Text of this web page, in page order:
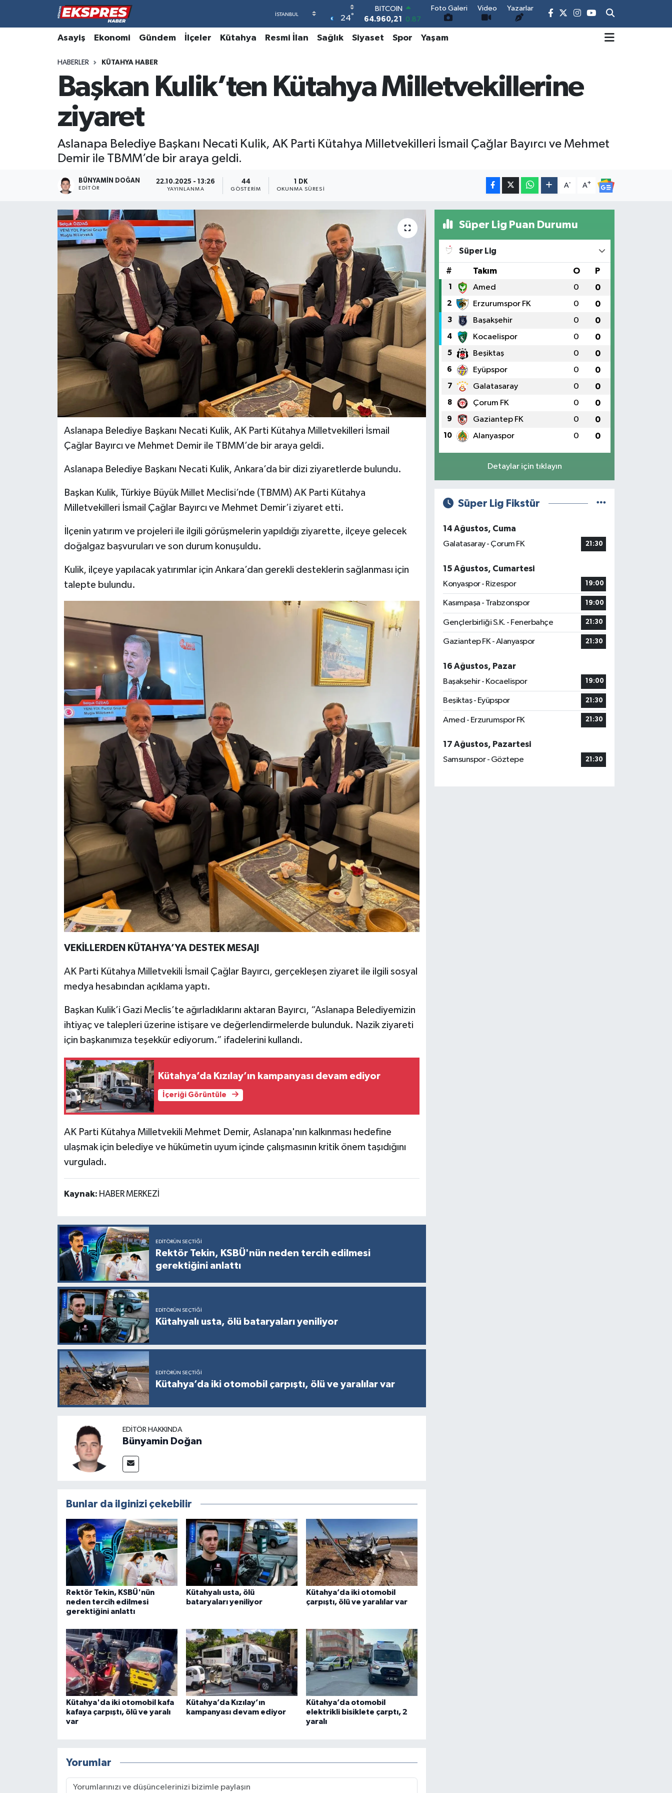
24°
DOLAR
47,7436
0.18
EURO
GRAM ALTIN
6660.55
0.03
BİST100
Foto Galeri Video Yazarlar
Asayiş Ekonomi Gündem İlçeler Kütahya Resmi İlan Sağlık Siyaset Spor Yaşam
HABERLER KÜTAHYA HABER
Başkan Kulik’ten Kütahya Milletvekillerine
ziyaret
Aslanapa Belediye Başkanı Necati Kulik, AK Parti Kütahya Milletvekilleri İsmail Çağlar Bayırcı ve Mehmet
Demir ile TBMM’de bir araya geldi.
BÜNYAMIN DOĞAN
EDITÖR
22.10.2025 - 13:26
YAYINLANMA
44
GÖSTERIM
1 DK
OKUNMA SÜRESI
A- A+
Aslanapa Belediye Başkanı Necati Kulik, AK Parti Kütahya Milletvekilleri İsmail
Çağlar Bayırcı ve Mehmet Demir ile TBMM’de bir araya geldi.
Aslanapa Belediye Başkanı Necati Kulik, Ankara’da bir dizi ziyaretlerde bulundu.
Başkan Kulik, Türkiye Büyük Millet Meclisi’nde (TBMM) AK Parti Kütahya
Milletvekilleri İsmail Çağlar Bayırcı ve Mehmet Demir’i ziyaret etti.
İlçenin yatırım ve projeleri ile ilgili görüşmelerin yapıldığı ziyarette, ilçeye gelecek
doğalgaz başvuruları ve son durum konuşuldu.
Kulik, ilçeye yapılacak yatırımlar için Ankara’dan gerekli desteklerin sağlanması için
talepte bulundu.
VEKİLLERDEN KÜTAHYA’YA DESTEK MESAJI
AK Parti Kütahya Milletvekili İsmail Çağlar Bayırcı, gerçekleşen ziyaret ile ilgili sosyal
medya hesabından açıklama yaptı.
Başkan Kulik’i Gazi Meclis’te ağırladıklarını aktaran Bayırcı, “Aslanapa Belediyemizin
ihtiyaç ve talepleri üzerine istişare ve değerlendirmelerde bulunduk. Nazik ziyareti
için başkanımıza teşekkür ediyorum.” ifadelerini kullandı.
Kütahya’da Kızılay’ın kampanyası devam ediyor
İçeriği Görüntüle
AK Parti Kütahya Milletvekili Mehmet Demir, Aslanapa'nın kalkınması hedefine
ulaşmak için belediye ve hükümetin uyum içinde çalışmasının kritik önem taşıdığını
vurguladı.
Kaynak: HABER MERKEZİ
EDITÖRÜN SEÇTIĞI
Rektör Tekin, KSBÜ'nün neden tercih edilmesi
gerektiğini anlattı
EDITÖRÜN SEÇTIĞI
Kütahyalı usta, ölü bataryaları yeniliyor
EDITÖRÜN SEÇTIĞI
Kütahya’da iki otomobil çarpıştı, ölü ve yaralılar var
EDITÖR HAKKINDA
Bünyamin Doğan
Bunlar da ilginizi çekebilir
Rektör Tekin, KSBÜ'nün
neden tercih edilmesi
gerektiğini anlattı
Kütahyalı usta, ölü
bataryaları yeniliyor
Kütahya’da iki otomobil
çarpıştı, ölü ve yaralılar var
Kütahya'da iki otomobil kafa
kafaya çarpıştı, ölü ve yaralı
var
Kütahya’da Kızılay’ın
kampanyası devam ediyor
Kütahya’da otomobil
elektrikli bisiklete çarptı, 2
yaralı
Yorumlar
Süper Lig Puan Durumu
Süper Lig
# Takım O P
1 Amed 0 0
2 Erzurumspor FK 0 0
3 Başakşehir 0 0
4 Kocaelispor 0 0
5 Beşiktaş 0 0
6 Eyüpspor 0 0
7 Galatasaray 0 0
8 Çorum FK 0 0
9 Gaziantep FK 0 0
10 Alanyaspor 0 0
Detaylar için tıklayın
Süper Lig Fikstür
14 Ağustos, Cuma
Galatasaray - Çorum FK
21:30
15 Ağustos, Cumartesi
Konyaspor - Rizespor
19:00
Kasımpaşa - Trabzonspor 19:00
Gençlerbirliği S.K. - Fenerbahçe 21:30
Gaziantep FK - Alanyaspor 21:30
16 Ağustos, Pazar
Başakşehir - Kocaelispor
19:00
Beşiktaş - Eyüpspor 21:30
Amed - Erzurumspor FK 21:30
17 Ağustos, Pazartesi
Samsunspor - Göztepe
21:30
Altıntaş
Aslanapa
Biyografiler
Domaniç
Dumlupınar
Ekonomi
Köşe Yazıları
Otomobil
Resmi İlan
Rüya Tabirleri
Video Galeri
Yemek Tarifleri
Hava Durumu
Trafik Durumu
Süper Lig Puan Durumu ve Fikstür
Tüm Manşetler
Son Dakika Haberleri